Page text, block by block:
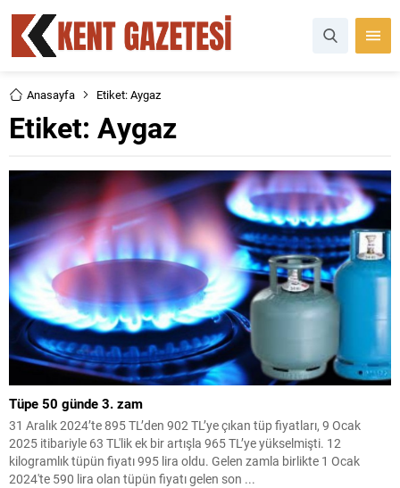
Anasayfa Etiket: Aygaz
Etiket: Aygaz
Tüpe 50 günde 3. zam
31 Aralık 2024’te 895 TL’den 902 TL’ye çıkan tüp fiyatları, 9 Ocak
2025 itibariyle 63 TL'lik ek bir artışla 965 TL’ye yükselmişti. 12
kilogramlık tüpün fiyatı 995 lira oldu. Gelen zamla birlikte 1 Ocak
2024'te 590 lira olan tüpün fiyatı gelen son ...